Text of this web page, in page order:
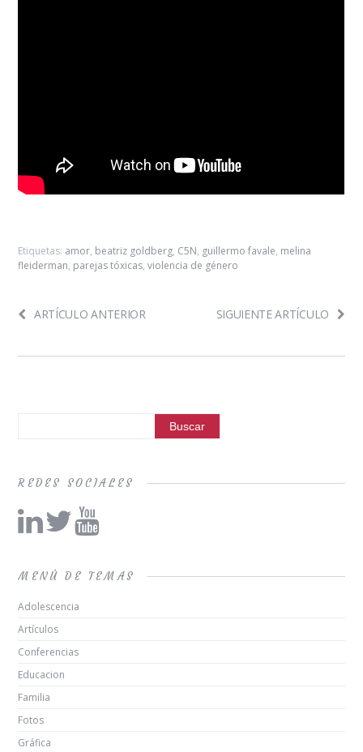
Etiquetas: amor, beatriz goldberg, C5N, guillermo favale, melina
fleiderman, parejas tóxicas,violencia de género
ARTÍCULO ANTERIOR SIGUIENTE ARTÍCULO
REDES SOCIALES
MENÚ DE TEMAS
Adolescencia
Artículos
Conferencias
Educacion
Familia
Fotos
Gráfica